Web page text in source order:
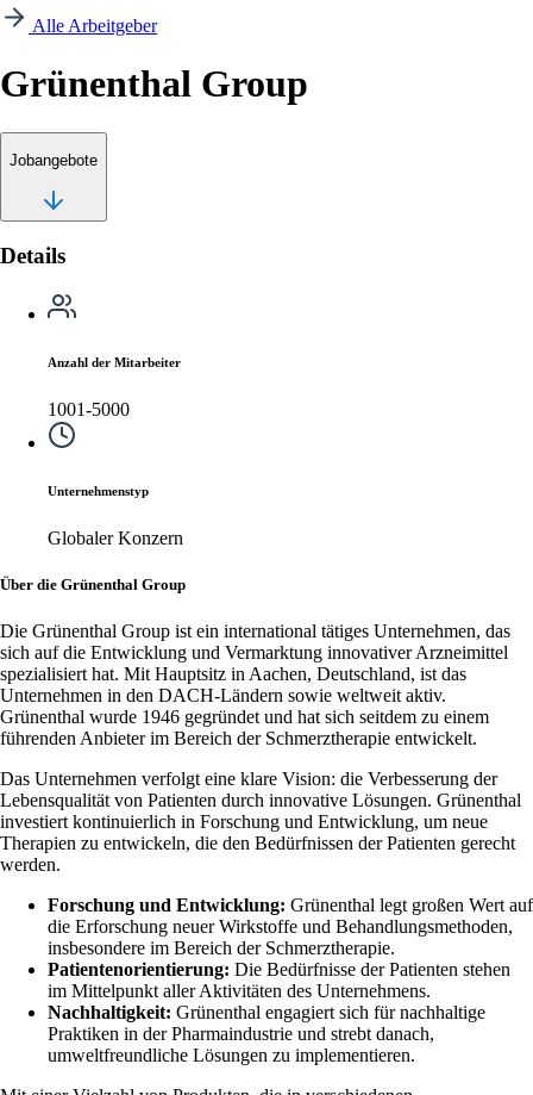
Alle Arbeitgeber
Grünenthal Group
Jobangebote
Details
Anzahl der Mitarbeiter
1001-5000
Unternehmenstyp
Globaler Konzern
Über die Grünenthal Group
Die Grünenthal Group ist ein international tätiges Unternehmen, das
sich auf die Entwicklung und Vermarktung innovativer Arzneimittel
spezialisiert hat. Mit Hauptsitz in Aachen, Deutschland, ist das
Unternehmen in den DACH-Ländern sowie weltweit aktiv.
Grünenthal wurde 1946 gegründet und hat sich seitdem zu einem
führenden Anbieter im Bereich der Schmerztherapie entwickelt.
Das Unternehmen verfolgt eine klare Vision: die Verbesserung der
Lebensqualität von Patienten durch innovative Lösungen. Grünenthal
investiert kontinuierlich in Forschung und Entwicklung, um neue
Therapien zu entwickeln, die den Bedürfnissen der Patienten gerecht
werden.
Forschung und Entwicklung: Grünenthal legt großen Wert auf
die Erforschung neuer Wirkstoffe und Behandlungsmethoden,
insbesondere im Bereich der Schmerztherapie.
Patientenorientierung: Die Bedürfnisse der Patienten stehen
im Mittelpunkt aller Aktivitäten des Unternehmens.
Nachhaltigkeit: Grünenthal engagiert sich für nachhaltige
Praktiken in der Pharmaindustrie und strebt danach,
umweltfreundliche Lösungen zu implementieren.